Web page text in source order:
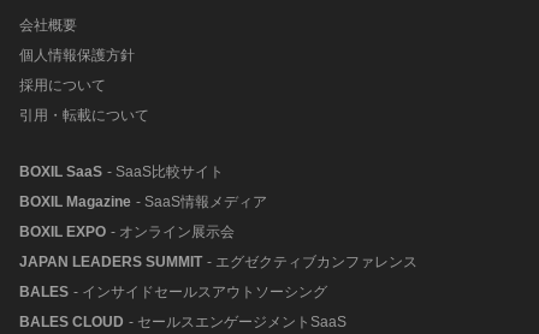
会社概要
個人情報保護方針
採用について
引用・転載について
BOXIL SaaS - SaaS比較サイト
BOXIL Magazine - SaaS情報メディア
BOXIL EXPO - オンライン展示会
JAPAN LEADERS SUMMIT - エグゼクティブカンファレンス
BALES - インサイドセールスアウトソーシング
BALES CLOUD - セールスエンゲージメントSaaS